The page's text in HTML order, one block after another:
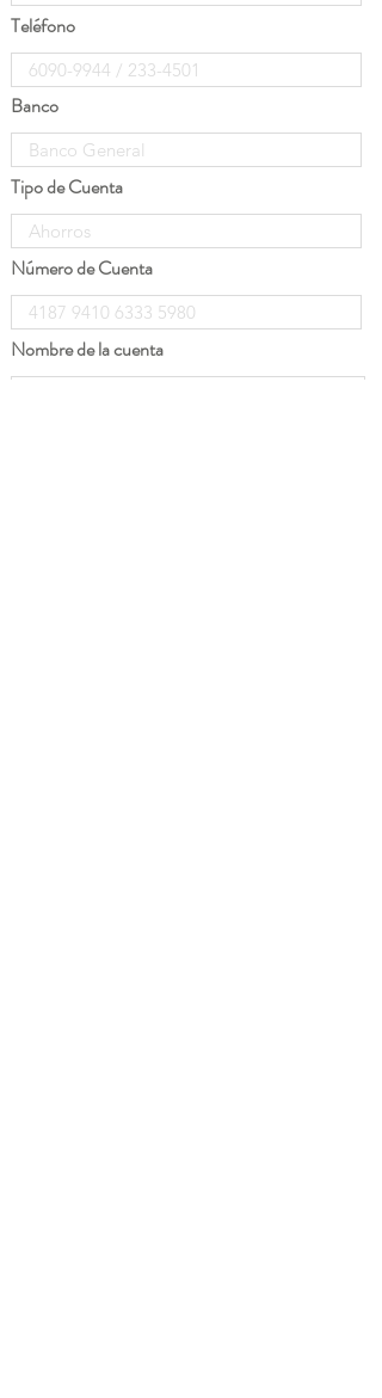
Teléfono
Banco
Tipo de Cuenta
Número de Cuenta
Nombre de la cuenta